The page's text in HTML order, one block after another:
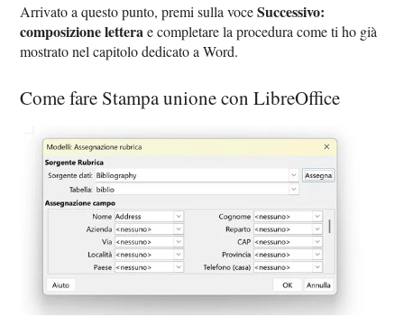
Arrivato a questo punto, premi sulla voceSuccessivo:
composizione letterae completare la procedura come ti ho già
mostrato nel capitolo dedicato a Word.
Come fare Stampa unione con LibreOffice